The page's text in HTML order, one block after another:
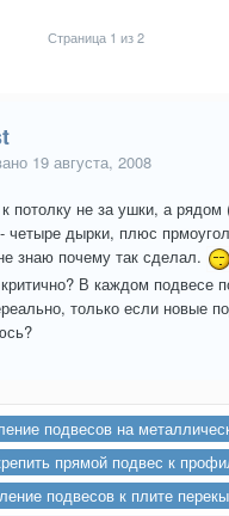
Страница 1 из 2
19 августа, 2008
потолку не за ушки, а рядом
четыре дырки, плюс
знаю почему так сделал.
В каждом подвесе
только если новые
подвесов на
прямой подвес к
подвесов к плите